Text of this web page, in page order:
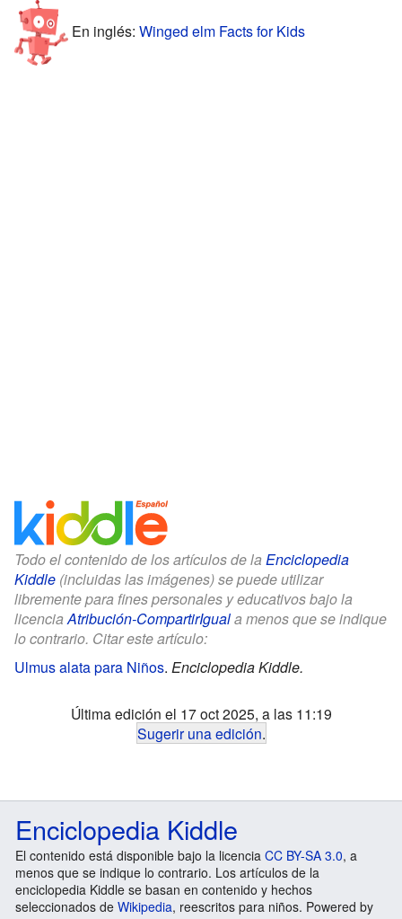
En inglés: Winged elm Facts for Kids
Todo el contenido de los artículos de la Enciclopedia
Kiddle (incluidas las imágenes) se puede utilizar
libremente para fines personales y educativos bajo la
licenciaAtribución-CompartirIguala menos que se indique
lo contrario. Citar este artículo:
Ulmus alata para Niños. Enciclopedia Kiddle.
Última edición el 17 oct 2025, a las 11:19
Sugerir una edición.
Enciclopedia Kiddle
El contenido está disponible bajo la licencia CC BY-SA 3.0, a
menos que se indique lo contrario. Los artículos de la
enciclopedia Kiddle se basan en contenido y hechos
seleccionados de Wikipedia, reescritos para niños. Powered by